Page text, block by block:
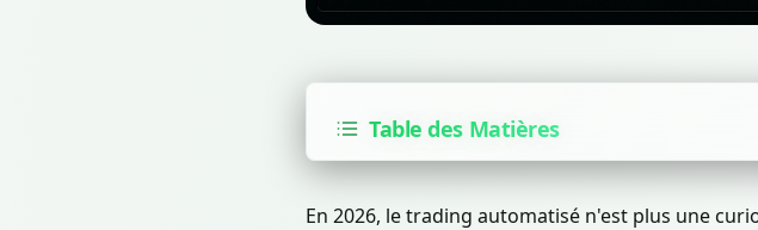
Table des Matières
En 2026, le trading automatisé n'est plus une